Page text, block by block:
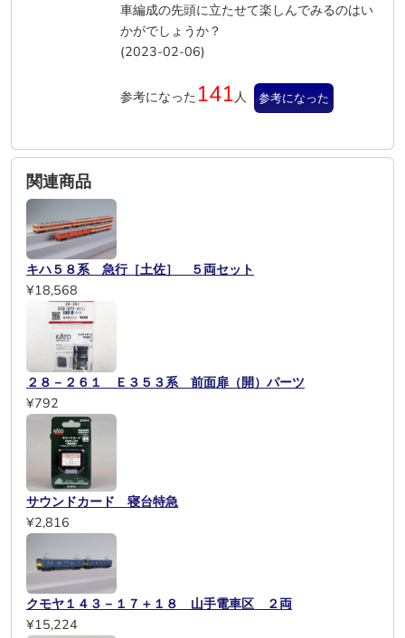
車編成の先頭に立たせて楽しんでみるのはい
かがでしょうか？
(2023-02-06)
参考になった 141人 参考になった
関連商品
キハ５８系 急行［土佐］ ５両セット
¥18,568
２８－２６１ Ｅ３５３系 前面扉（開）パーツ
¥792
サウンドカード 寝台特急
¥2,816
クモヤ１４３－１７＋１８ 山手電車区 ２両
¥15,224